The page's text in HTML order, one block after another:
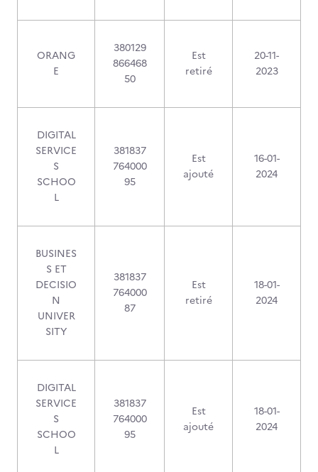
ORANG
E
380129
866468
50
Est
retiré
20-11-
2023
DIGITAL
SERVICE
S
SCHOO
L
381837
764000
95
Est
ajouté
16-01-
2024
BUSINES
S ET
DECISIO
N
UNIVER
SITY
381837
764000
87
Est
retiré
18-01-
2024
DIGITAL
SERVICE
S
SCHOO
L
381837
764000
95
Est
ajouté
18-01-
2024